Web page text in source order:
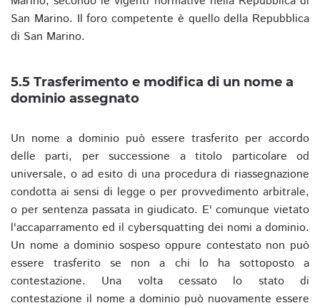
San Marino. Il foro competente è quello della Repubblica
di San Marino.
5.5 Trasferimento e modifica di un nome a
dominio assegnato
Un nome a dominio può essere trasferito per accordo
delle parti, per successione a titolo particolare od
universale, o ad esito di una procedura di riassegnazione
condotta ai sensi di legge o per provvedimento arbitrale,
o per sentenza passata in giudicato. E' comunque vietato
l'accaparramento ed il cybersquatting dei nomi a dominio.
Un nome a dominio sospeso oppure contestato non può
essere trasferito se non a chi lo ha sottoposto a
contestazione. Una volta cessato lo stato di
contestazione il nome a dominio può nuovamente essere